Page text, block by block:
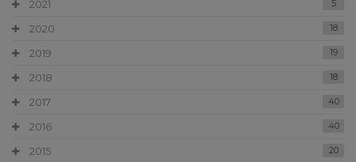
2021 5
2020 18
2019 19
2018 18
2017 40
2016 40
2015 20